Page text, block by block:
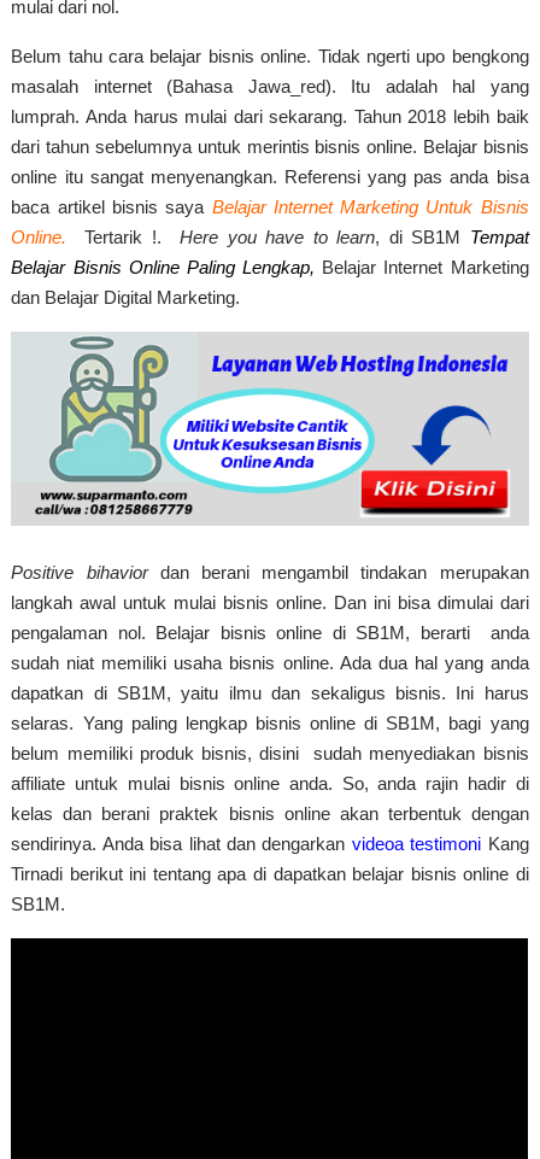
mulai dari nol.
Belum tahu cara belajar bisnis online. Tidak ngerti upo bengkong
masalah internet (Bahasa Jawa_red). Itu adalah hal yang
lumprah. Anda harus mulai dari sekarang. Tahun 2018 lebih baik
dari tahun sebelumnya untuk merintis bisnis online. Belajar bisnis
online itu sangat menyenangkan. Referensi yang pas anda bisa
baca artikel bisnis saya Belajar Internet Marketing Untuk Bisnis
Online. Tertarik !. Here you have to learn, di SB1M Tempat
Belajar Bisnis Online Paling Lengkap, Belajar Internet Marketing
dan Belajar Digital Marketing.
Positive bihaviordan berani mengambil tindakan merupakan
langkah awal untuk mulai bisnis online. Dan ini bisa dimulai dari
pengalaman nol. Belajar bisnis online di SB1M, berarti anda
sudah niat memiliki usaha bisnis online. Ada dua hal yang anda
dapatkan di SB1M, yaitu ilmu dan sekaligus bisnis. Ini harus
selaras. Yang paling lengkap bisnis online di SB1M, bagi yang
belum memiliki produk bisnis, disini sudah menyediakan bisnis
affiliate untuk mulai bisnis online anda. So, anda rajin hadir di
kelas dan berani praktek bisnis online akan terbentuk dengan
sendirinya. Anda bisa lihat dan dengarkan videoa testimoni Kang
Tirnadi berikut ini tentang apa di dapatkan belajar bisnis online di
SB1M.